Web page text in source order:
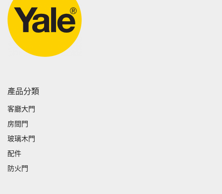
產品分類
客廳大門
房間門
玻璃木門
配件
防火門